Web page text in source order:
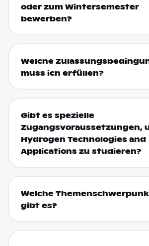
oder zum Wintersemester
bewerben?
Welche
muss ich erfüllen?
Gibt es spezielle
Zugangsvoraussetzungen,
Hydrogen Technologies and
Applications zu studieren?
Welche
gibt es?